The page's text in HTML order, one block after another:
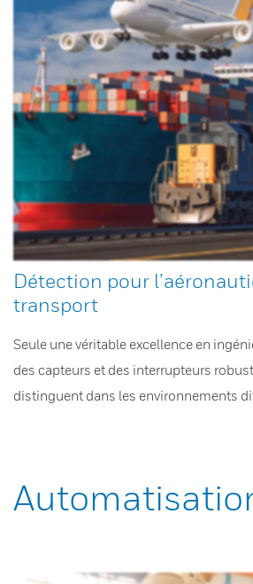
Détection pour
transport
Seule une véritable excellence en
des capteurs et des interrupteurs
distinguent dans les environnements